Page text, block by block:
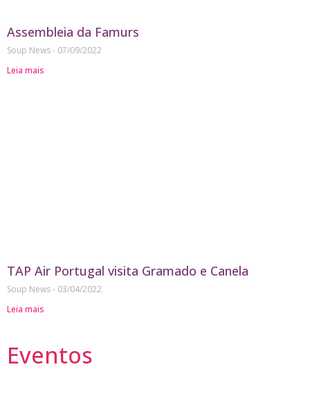
Assembleia da Famurs
Soup News
07/09/2022
Leia mais
TAP Air Portugal visita Gramado e Canela
Soup News
03/04/2022
Leia mais
Eventos